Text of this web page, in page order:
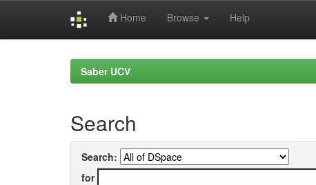
Home Browse Help
Saber UCV
Search
Search:
for